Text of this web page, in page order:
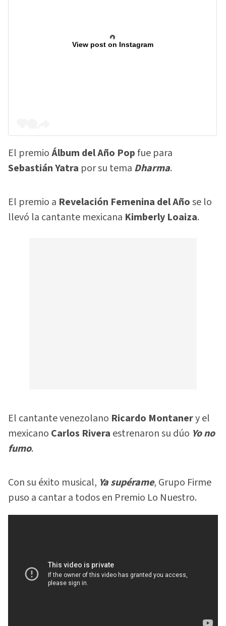
View post on Instagram
El premioÁlbum del Año Popfue para
Sebastián Yatra por su tema Dharma.
El premio a Revelación Femenina del Añose lo
llevó la cantante mexicana Kimberly Loaiza.
El cantante venezolano Ricardo Montanery el
mexicano Carlos Rivera estrenaron su dúo Yo no
fumo.
Con su éxito musical, Ya supérame, Grupo Firme
puso a cantar a todos en Premio Lo Nuestro.